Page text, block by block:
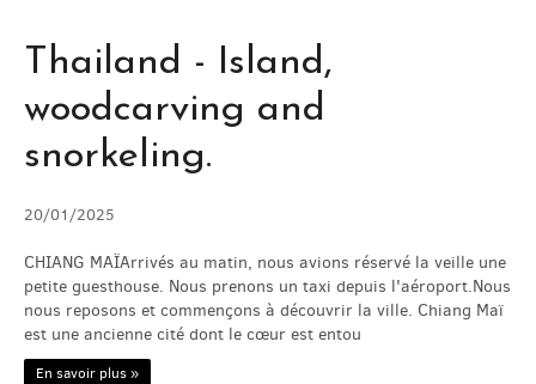
VOYAGE / JOURNEY
PHOTOS / PICS
SERVICES
CONTACT
Thailand - Island,
woodcarving and
snorkeling.
20/01/2025
CHIANG MAÏArrivés au matin, nous avions réservé la veille une
petite guesthouse. Nous prenons un taxi depuis l'aéroport.Nous
nous reposons et commençons à découvrir la ville. Chiang Maï
est une ancienne cité dont le cœur est entou
En savoir plus »